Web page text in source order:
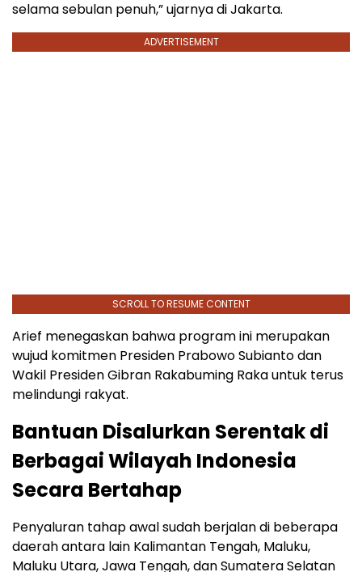
selama sebulan penuh,” ujarnya di Jakarta.
ADVERTISEMENT
SCROLL TO RESUME CONTENT
Arief menegaskan bahwa program ini merupakan
wujud komitmen Presiden Prabowo Subianto dan
Wakil Presiden Gibran Rakabuming Raka untuk terus
melindungi rakyat.
Bantuan Disalurkan Serentak di
Berbagai Wilayah Indonesia
Secara Bertahap
Penyaluran tahap awal sudah berjalan di beberapa
daerah antara lain Kalimantan Tengah, Maluku,
Maluku Utara, Jawa Tengah, dan Sumatera Selatan